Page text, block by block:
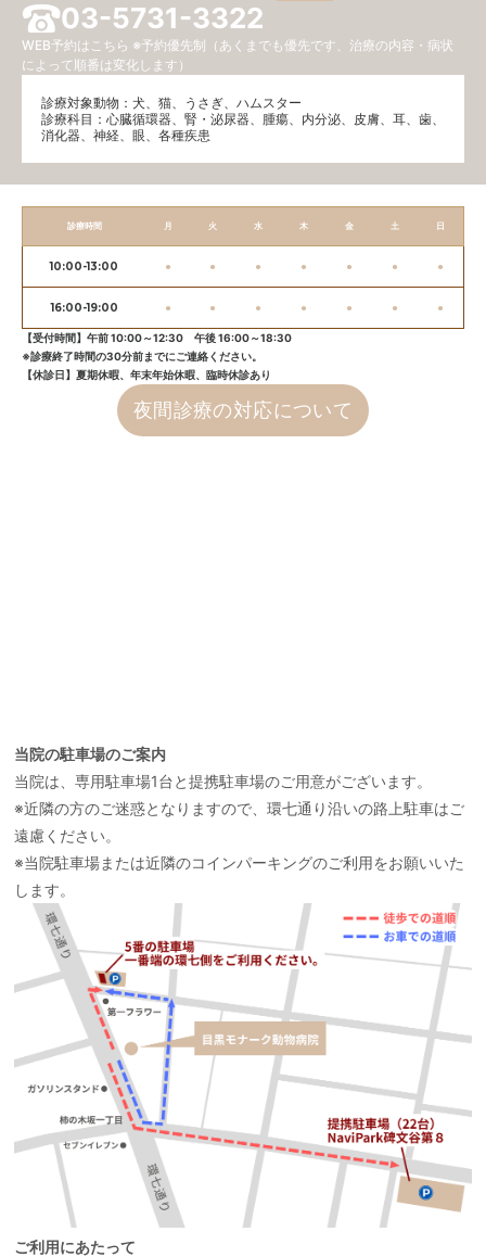
03-5731-3322
WEB予約はこちら ※予約優先制（あくまでも優先です、治療の内容・病状
によって順番は変化します）
診療対象動物：犬、猫、うさぎ、ハムスター
診療科目：⼼臓循環器、腎・泌尿器、腫瘍、内分泌、⽪膚、耳、歯、
消化器、神経、眼、各種疾患
診療時間 月 火 水 木 金 土 日
10:00-13:00 ● ● ● ● ● ● ●
16:00-19:00 ● ● ● ● ● ● ●
【受付時間】午前 10:00～12:30 午後 16:00～18:30
※診療終了時間の30分前までにご連絡ください。
【休診日】夏期休暇、年末年始休暇、臨時休診あり
夜間診療の対応について
当院の駐車場のご案内
当院は、専用駐車場1台と提携駐車場のご用意がございます。
※近隣の方のご迷惑となりますので、環七通り沿いの路上駐車はご
遠慮ください。
※当院駐車場または近隣のコインパーキングのご利用をお願いいた
します。
ご利用にあたって